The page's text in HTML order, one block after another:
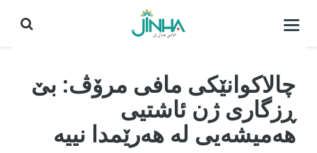
كردنه‌وه‌ی
چالاکوانێکی مافی مرۆڤ: بێ
ڕزگاری ژن ئاشتیی
هەمیشەیی لە هەرێمدا نییە